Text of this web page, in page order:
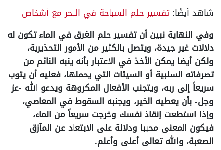
شاهد أيضًا:تفسير حلم السباحة في البحر مع أشخاص
وفي النهاية نبين أن تفسير حلم الغرق في الماء تكون له
دلالات غير جيدة، ويتصل بالكثير من الأمور التحذيرية،
ولكن أيضا يمكن الأخذ في الاعتبار بأنه ينبه النائم من
تصرفاته السلبية أو السيئات التي يحملها، فعليه أن يتوب
سريعاً إلى ربه، ويتجنب الأفعال المكروهة ويدعو الله -عز
وجل- بأن يعطيه الخير، ويجنبه السقوط في المعاصي،
وإذا استطعت إنقاذ نفسك وخرجت سريعاً من الماء،
فيكون المعنى محببا ودلالة على الابتعاد عن المآزق
الصعبة، والله تعالى أعلى وأعلم.